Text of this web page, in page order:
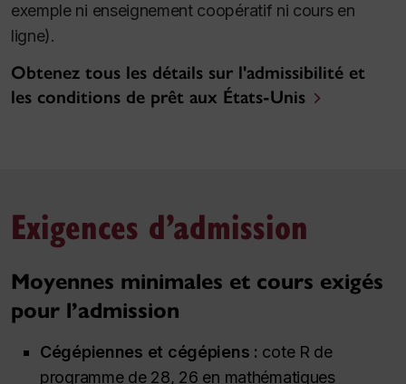
exemple ni enseignement coopératif ni cours en
ligne).
Obtenez tous les détails sur l'admissibilité et
les conditions de prêt aux États-Unis
Exigences d’admission
Moyennes minimales et cours exigés
pour l’admission
Cégépiennes et cégépiens : cote R de
programme de 28, 26 en mathématiques